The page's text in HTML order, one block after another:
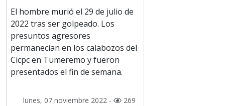
El hombre murió el 29 de julio de
2022 tras ser golpeado. Los
presuntos agresores
permanecían en los calabozos del
Cicpc en Tumeremo y fueron
presentados el fin de semana.
lunes, 07 noviembre 2022 - 269